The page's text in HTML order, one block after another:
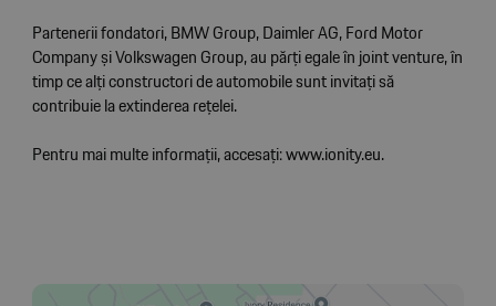
Partenerii fondatori, BMW Group, Daimler AG, Ford Motor
Company și Volkswagen Group, au părți egale în joint venture, în
timp ce alți constructori de automobile sunt invitați să
contribuie la extinderea rețelei.
Pentru mai multe informații, accesați: www.ionity.eu.